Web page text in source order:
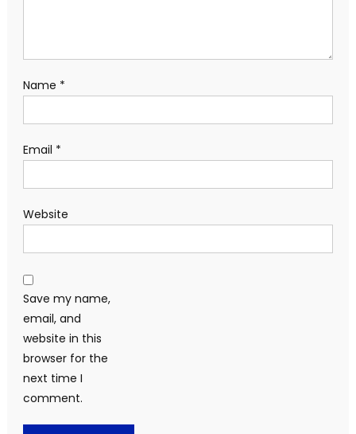
Name *
Email *
Website
Save my name,
email, and
website in this
browser for the
next time I
comment.